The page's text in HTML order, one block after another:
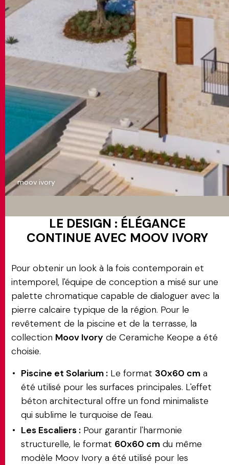
moov ivory
LE DESIGN : ÉLÉGANCE
CONTINUE AVEC MOOV IVORY
Pour obtenir un look à la fois contemporain et
intemporel, l'équipe de conception a misé sur une
palette chromatique capable de dialoguer avec la
pierre calcaire typique de la région. Pour le
revêtement de la piscine et de la terrasse, la
collection Moov Ivory de Ceramiche Keope a été
choisie.
Piscine et Solarium : Le format 30x60 cm a
été utilisé pour les surfaces principales. L'effet
béton architectural offre un fond minimaliste
qui sublime le turquoise de l'eau.
Les Escaliers : Pour garantir l'harmonie
structurelle, le format 60x60 cm du même
modèle Moov Ivory a été utilisé pour les